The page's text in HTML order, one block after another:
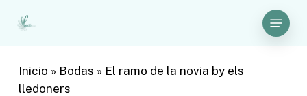
Menu
Inicio » Bodas » El ramo de la novia by els
lledoners